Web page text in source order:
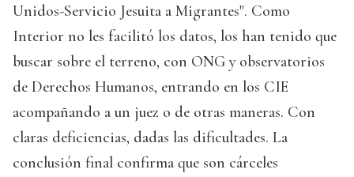
Unidos-Servicio Jesuita a Migrantes". Como
Interior no les facilitó los datos, los han tenido que
buscar sobre el terreno, con ONG y observatorios
de Derechos Humanos, entrando en los CIE
acompañando a un juez o de otras maneras. Con
claras deficiencias, dadas las dificultades. La
conclusión final confirma que son cárceles